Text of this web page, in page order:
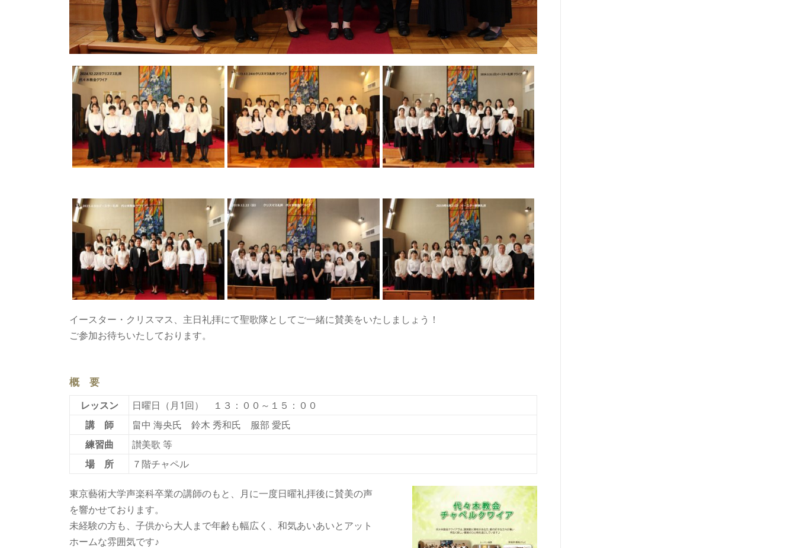
イースター・クリスマス、主日礼拝にて聖歌隊としてご一緒に賛美をいたしましょう！
ご参加お待ちいたしております。
概 要
レッスン
日曜日（月1回） １３：００～１５：００
講 師
畠中 海央氏 鈴木 秀和氏 服部 愛氏
練習曲
讃美歌 等
場 所
７階チャペル
東京藝術大学声楽科卒業の講師のもと、月に一度日曜礼拝後に賛美の声
を響かせております。
未経験の方も、子供から大人まで年齢も幅広く、和気あいあいとアット
ホームな雰囲気です♪